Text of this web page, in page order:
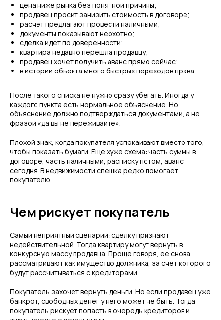
цена ниже рынка без понятной причины;
продавец просит занизить стоимость в договоре;
расчет предлагают провести наличными;
документы показывают неохотно;
сделка идет по доверенности;
квартира недавно перешла продавцу;
продавец хочет получить аванс прямо сейчас;
в истории объекта много быстрых переходов права.
После такого списка не нужно сразу убегать. Иногда у
каждого пункта есть нормальное объяснение. Но
объяснение должно подтверждаться документами, а не
фразой «да вы не переживайте».
Плохой знак, когда покупателя успокаивают вместо того,
чтобы показать бумаги. Еще хуже схема: часть суммы в
договоре, часть наличными, расписку потом, аванс
сегодня. В недвижимости спешка редко помогает
покупателю.
Чем рискует покупатель
Самый неприятный сценарий: сделку признают
недействительной. Тогда квартиру могут вернуть в
конкурсную массу продавца. Проще говоря, ее снова
рассматривают как имущество должника, за счет которого
будут рассчитываться с кредиторами.
Покупатель захочет вернуть деньги. Но если продавец уже
банкрот, свободных денег у него может не быть. Тогда
покупатель рискует попасть в очередь кредиторов и